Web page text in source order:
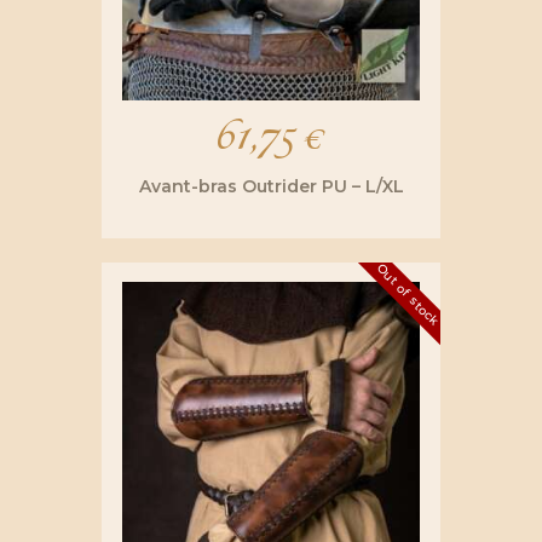
61,75€
Avant-bras Outrider PU – L/XL
Out of stock